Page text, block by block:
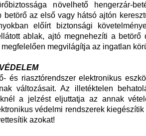
növelhető hengerzár-
betörő az első vagy hátsó ajtón
előírt biztonsági
ablak, ajtó megnehezíti a
megvilágítja az ingatlan
és riasztórendszer elektronikus
változásait. Az illetéktelen
a jelzést eljuttatja az annak
védelmi rendszerek
azokat!